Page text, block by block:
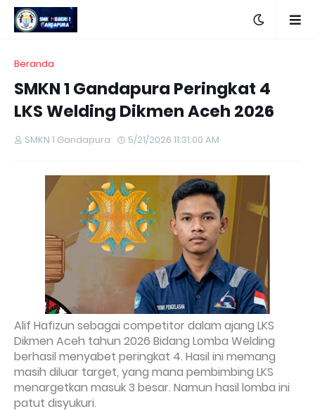
Beranda
SMKN 1 Gandapura Peringkat 4
LKS Welding Dikmen Aceh 2026
SMKN 1 Gandapura 5/21/2026 11:31:00 AM
Alif Hafizun sebagai competitor dalam ajang LKS
Dikmen Aceh tahun 2026 Bidang Lomba Welding
berhasil menyabet peringkat 4. Hasil ini memang
masih diluar target, yang mana pembimbing LKS
menargetkan masuk 3 besar. Namun hasil lomba ini
patut disyukuri.